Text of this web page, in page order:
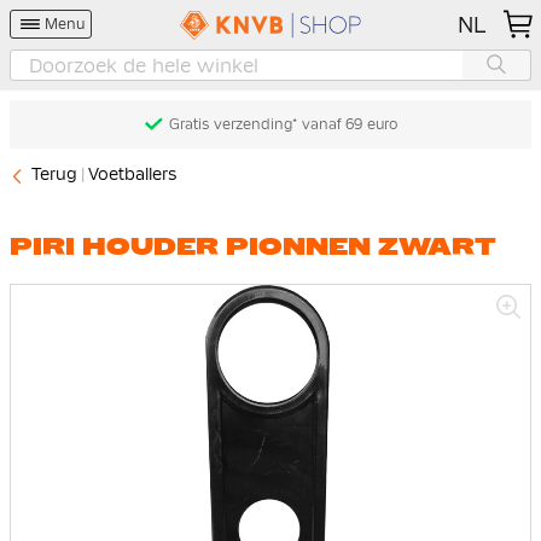
Menu NL
Gratis verzending* vanaf 69 euro
Terug Voetballers
PIRI HOUDER PIONNEN ZWART